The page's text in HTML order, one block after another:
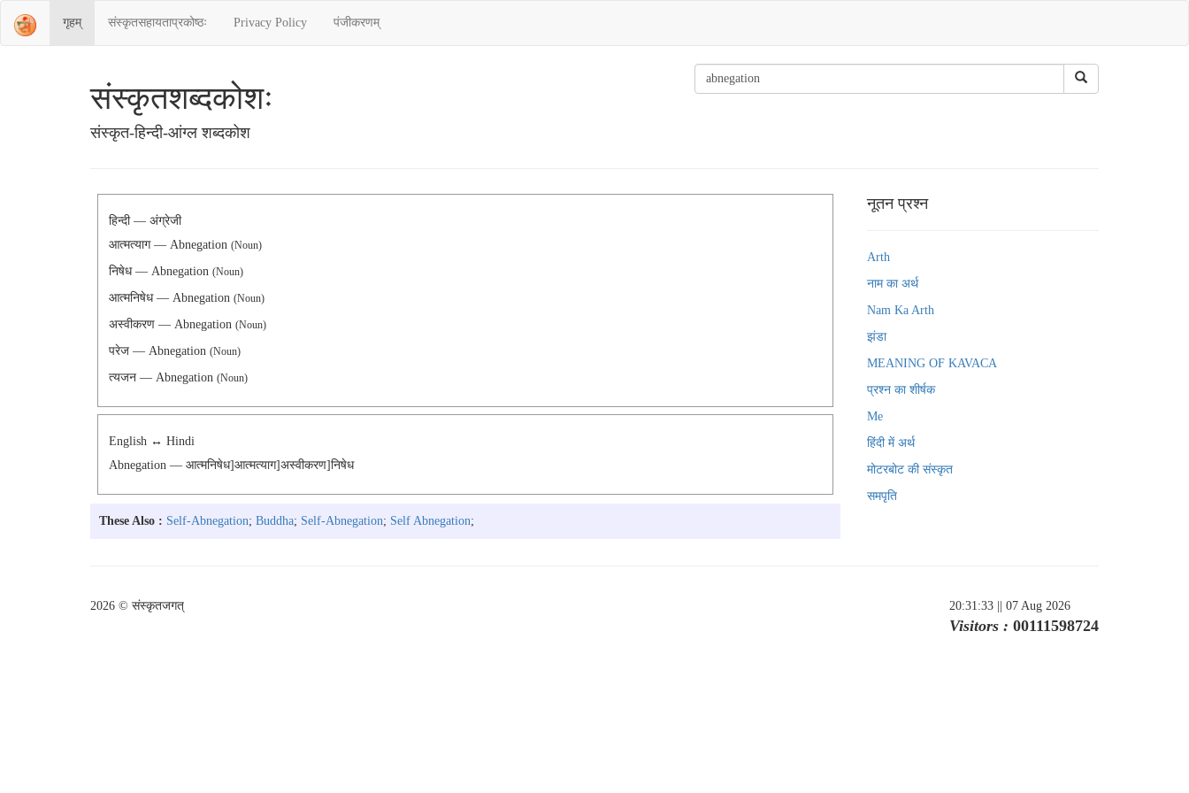
गृहम् संस्‍कृतसहायताप्रकोष्‍ठः Privacy Policy पंजीकरणम्
संस्‍कृतशब्‍दकोशः
संस्‍कृत-हिन्दी-आंग्ल शब्दकोश
हिन्दी — अंग्रेजी
आत्मत्याग — Abnegation (Noun)
निषेध — Abnegation (Noun)
आत्मनिषेध — Abnegation (Noun)
अस्वीकरण — Abnegation (Noun)
परेज — Abnegation (Noun)
त्यजन — Abnegation (Noun)
English ↔ Hindi
Abnegation — आत्मनिषेध]आत्मत्याग]अस्वीकरण]निषेध
These Also : Self-Abnegation; Buddha; Self-Abnegation; Self Abnegation;
नूतन प्रश्न
Arth
नाम का अर्थ
Nam Ka Arth
झंडा
MEANING OF KAVACA
प्रश्न का शीर्षक
Me
हिंदी में अर्थ
मोटरबोट की संस्कृत
समपृति
2026 © संस्कृतजगत् 20:31:33 || 07 Aug 2026
Visitors : 00111598724